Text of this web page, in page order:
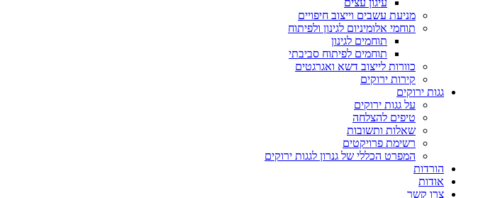
עיגון עצים
מניעת עשבים וייצוב חיפויים
תוחמי אלומיניום לגינון ולפיתוח
תוחמים לגינון
תוחמים לפיתוח סביבתי
כוורות לייצוב דשא ואגרגטים
קירות ירוקים
גגות ירוקים
על גגות ירוקים
טיפים להצלחה
שאלות ותשובות
רשימת פרויקטים
המפרט הכללי של גנרון לגגות ירוקים
הורדות
אודות
צרו קשר